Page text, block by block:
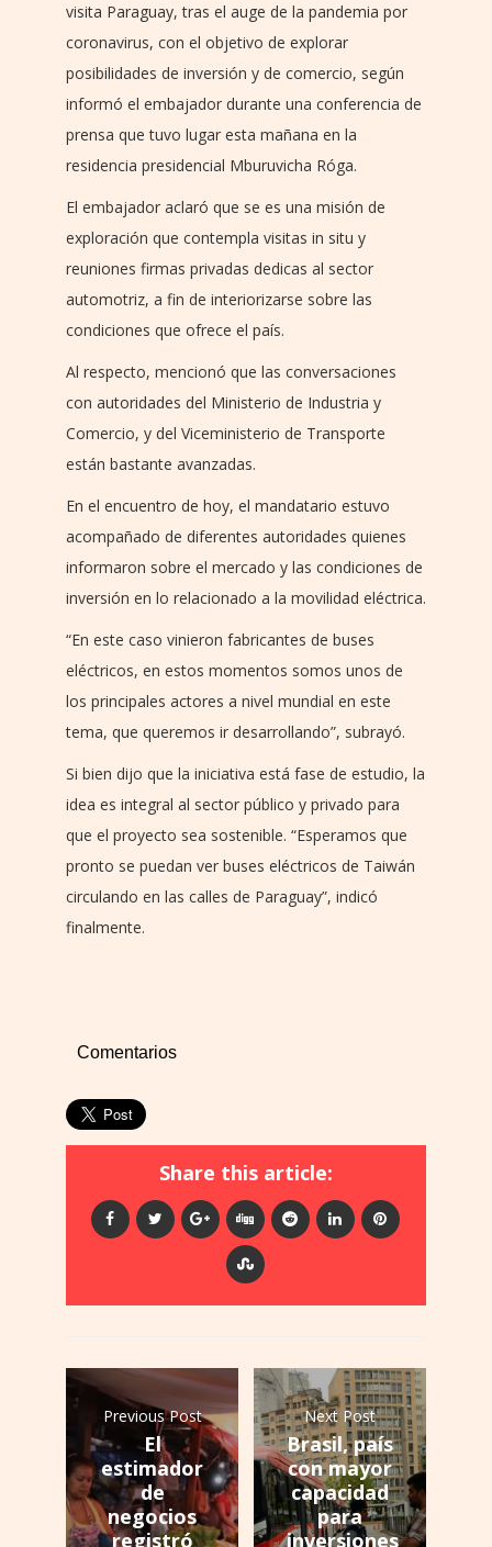
visita Paraguay, tras el auge de la pandemia por
coronavirus, con el objetivo de explorar
posibilidades de inversión y de comercio, según
informó el embajador durante una conferencia de
prensa que tuvo lugar esta mañana en la
residencia presidencial Mburuvicha Róga.
El embajador aclaró que se es una misión de
exploración que contempla visitas in situ y
reuniones firmas privadas dedicas al sector
automotriz, a fin de interiorizarse sobre las
condiciones que ofrece el país.
Al respecto, mencionó que las conversaciones
con autoridades del Ministerio de Industria y
Comercio, y del Viceministerio de Transporte
están bastante avanzadas.
En el encuentro de hoy, el mandatario estuvo
acompañado de diferentes autoridades quienes
informaron sobre el mercado y las condiciones de
inversión en lo relacionado a la movilidad eléctrica.
“En este caso vinieron fabricantes de buses
eléctricos, en estos momentos somos unos de
los principales actores a nivel mundial en este
tema, que queremos ir desarrollando”, subrayó.
Si bien dijo que la iniciativa está fase de estudio, la
idea es integral al sector público y privado para
que el proyecto sea sostenible. “Esperamos que
pronto se puedan ver buses eléctricos de Taiwán
circulando en las calles de Paraguay”, indicó
finalmente.
Comentarios
Share this article:
Previous Post
El
estimador
de
negocios
registró
Next Post
Brasil, país
con mayor
capacidad
para
inversiones